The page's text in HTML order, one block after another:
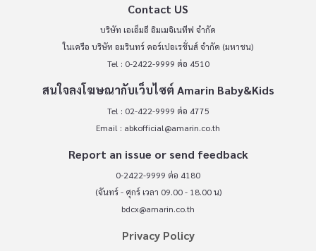
Contact US
บริษัท เอเอ็มอี อิมเมจิเนทีฟ จำกัด
ในเครือ บริษัท อมรินทร์ คอร์เปอเรชั่นส์ จำกัด (มหาชน)
Tel : 0-2422-9999 ต่อ 4510
สนใจลงโฆษณากับเว็บไซต์ Amarin Baby&Kids
Tel : 02-422-9999 ต่อ 4775
Email : abkofficial@amarin.co.th
Report an issue or send feedback
0-2422-9999 ต่อ 4180
(จันทร์ - ศุกร์ เวลา 09.00 - 18.00 น)
bdcx@amarin.co.th
Privacy Policy